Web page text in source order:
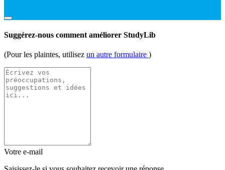
Suggérez-nous comment améliorer StudyLib
(Pour les plaintes, utilisez un autre formulaire )
Votre e-mail